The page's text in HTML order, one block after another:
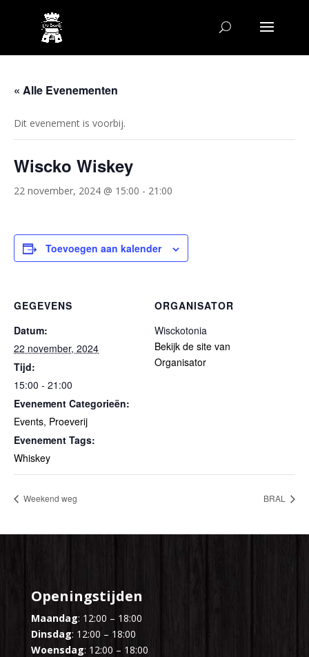
« Alle Evenementen
Dit evenement is voorbij.
Wiscko Wiskey
22 november, 2024 @ 15:00 - 21:00
Toevoegen aan kalender
GEGEVENS
Datum:
22 november, 2024
Tijd:
15:00 - 21:00
Evenement Categorieën:
Events, Proeverij
Evenement Tags:
Whiskey
ORGANISATOR
Wisckotonia
Bekijk de site van
Organisator
Weekend weg BRAL
Openingstijden
Maandag: 12:00 – 18:00
Dinsdag: 12:00 – 18:00
Woensdag: 12:00 – 18:00